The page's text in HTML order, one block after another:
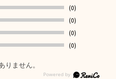
(0)
(0)
(0)
(0)
りません。